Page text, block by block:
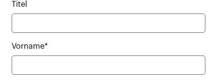
Titel
Vorname*